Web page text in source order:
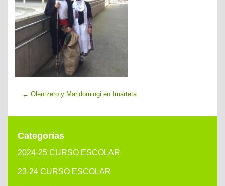
← Olentzero y Maridomingi en Iruarteta
Categorías
2024-25 CURSO ESCOLAR
23-24 CURSO ESCOLAR